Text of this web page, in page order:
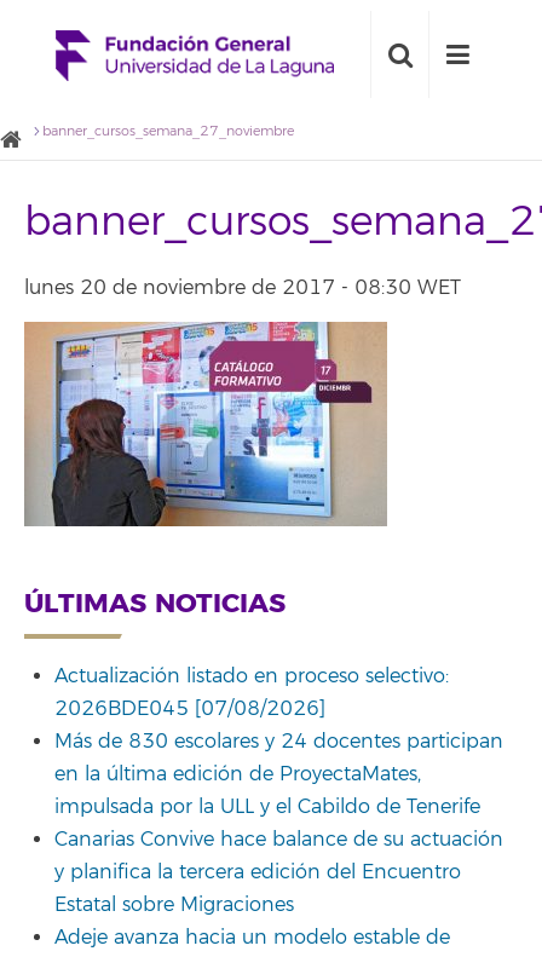
banner_cursos_semana_27_noviembre
lunes 20 de noviembre de 2017 - 08:30 WET
ÚLTIMAS NOTICIAS
Actualización listado en proceso selectivo:
2026BDE045 [07/08/2026]
Más de 830 escolares y 24 docentes participan
en la última edición de ProyectaMates,
impulsada por la ULL y el Cabildo de Tenerife
Canarias Convive hace balance de su actuación
y planifica la tercera edición del Encuentro
Estatal sobre Migraciones
Adeje avanza hacia un modelo estable de